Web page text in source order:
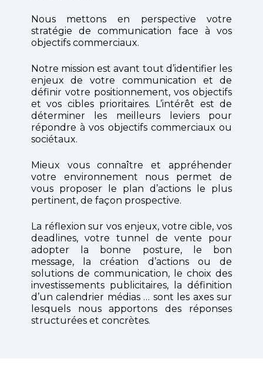
Nous mettons en perspective votre
stratégie de communication face à vos
objectifs commerciaux.
Notre mission est avant tout d’identifier les
enjeux de votre communication et de
définir votre positionnement, vos objectifs
et vos cibles prioritaires. L’intérêt est de
déterminer les meilleurs leviers pour
répondre à vos objectifs commerciaux ou
sociétaux.
Mieux vous connaître et appréhender
votre environnement nous permet de
vous proposer le plan d’actions le plus
pertinent, de façon prospective.
La réflexion sur vos enjeux, votre cible, vos
deadlines, votre tunnel de vente pour
adopter la bonne posture, le bon
message, la création d’actions ou de
solutions de communication, le choix des
investissements publicitaires, la définition
d’un calendrier médias … sont les axes sur
lesquels nous apportons des réponses
structurées et concrètes.